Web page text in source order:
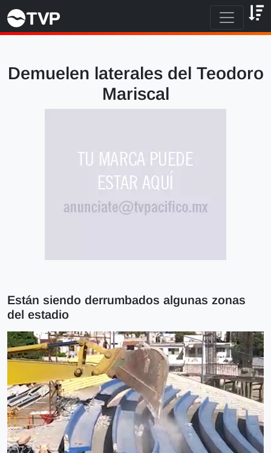
Demuelen laterales del Teodoro
Mariscal
Están siendo derrumbados algunas zonas
del estadio